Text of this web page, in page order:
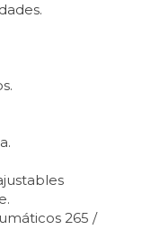
265 /